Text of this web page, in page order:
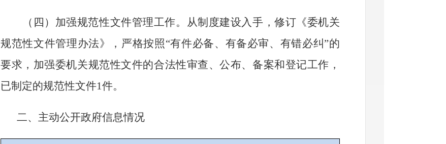
（四）加强规范性文件管理工作。从制度建设入手，修订《委机关
规范性文件管理办法》，严格按照“有件必备、有备必审、有错必纠 ”的
要求，加强委机关规范性文件的合法性审查、公布、备案和登记工作，
已制定的规范性文件1件。
二、主动公开政府信息情况